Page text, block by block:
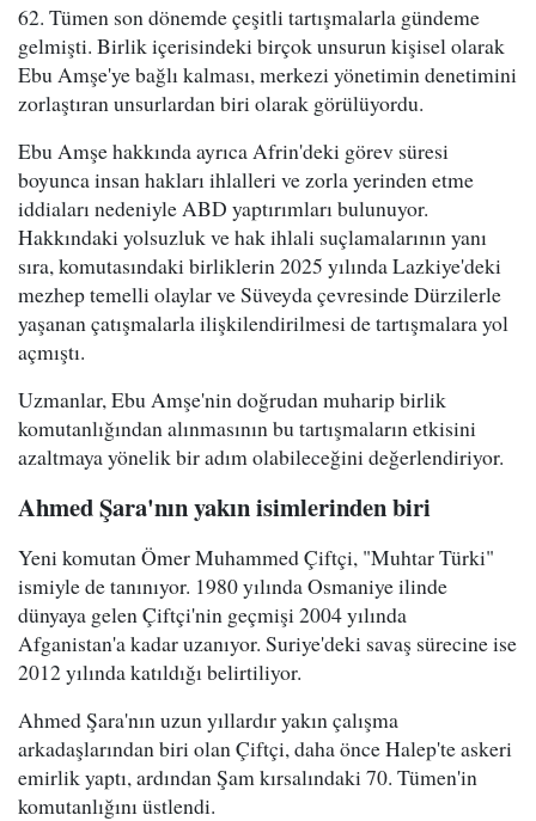
62. Tümen son dönemde çeşitli tartışmalarla gündeme
gelmişti. Birlik içerisindeki birçok unsurun kişisel olarak
Ebu Amşe'ye bağlı kalması, merkezi yönetimin denetimini
zorlaştıran unsurlardan biri olarak görülüyordu.
Ebu Amşe hakkında ayrıca Afrin'deki görev süresi
boyunca insan hakları ihlalleri ve zorla yerinden etme
iddiaları nedeniyle ABD yaptırımları bulunuyor.
Hakkındaki yolsuzluk ve hak ihlali suçlamalarının yanı
sıra, komutasındaki birliklerin 2025 yılında Lazkiye'deki
mezhep temelli olaylar ve Süveyda çevresinde Dürzilerle
yaşanan çatışmalarla ilişkilendirilmesi de tartışmalara yol
açmıştı.
Uzmanlar, Ebu Amşe'nin doğrudan muharip birlik
komutanlığından alınmasının bu tartışmaların etkisini
azaltmaya yönelik bir adım olabileceğini değerlendiriyor.
Ahmed Şara'nın yakın isimlerinden biri
Yeni komutan Ömer Muhammed Çiftçi, "Muhtar Türki"
ismiyle de tanınıyor. 1980 yılında Osmaniye ilinde
dünyaya gelen Çiftçi'nin geçmişi 2004 yılında
Afganistan'a kadar uzanıyor. Suriye'deki savaş sürecine ise
2012 yılında katıldığı belirtiliyor.
Ahmed Şara'nın uzun yıllardır yakın çalışma
arkadaşlarından biri olan Çiftçi, daha önce Halep'te askeri
emirlik yaptı, ardından Şam kırsalındaki 70. Tümen'in
komutanlığını üstlendi.